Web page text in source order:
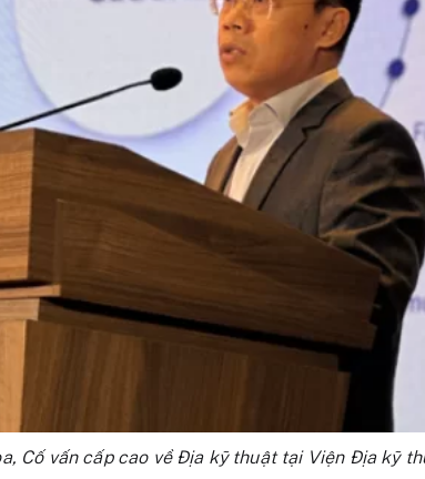
Cố vấn cấp cao về Địa kỹ thuật tại Viện Địa kỹ